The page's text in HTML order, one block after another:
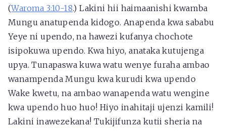
(Waroma 3:10-18.) Lakini hii haimaanishi kwamba
Mungu anatupenda kidogo. Anapenda kwa sababu
Yeye ni upendo, na hawezi kufanya chochote
isipokuwa upendo. Kwa hiyo, anataka kutujenga
upya. Tunapaswa kuwa watu wenye furaha ambao
wanampenda Mungu kwa kurudi kwa upendo
Wake kwetu, na ambao wanapenda watu wengine
kwa upendo huo huo! Hiyo inahitaji ujenzi kamili!
Lakini inawezekana! Tukijifunza kutii sheria na